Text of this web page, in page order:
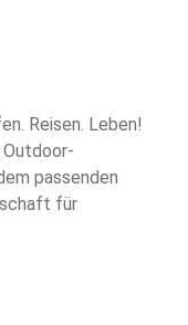
Reisen. Leben!
passenden
für